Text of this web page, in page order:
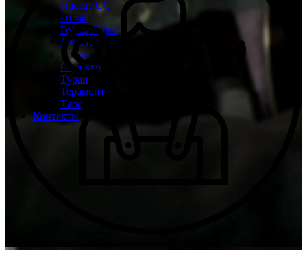
Пассат СС
Гольф
Гольф Плюс
Джетта
Кадди
Сирокко
Туран
Терамонт
Таос
Контакты